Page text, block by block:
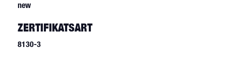
new
ZERTIFIKATSART
8130-3